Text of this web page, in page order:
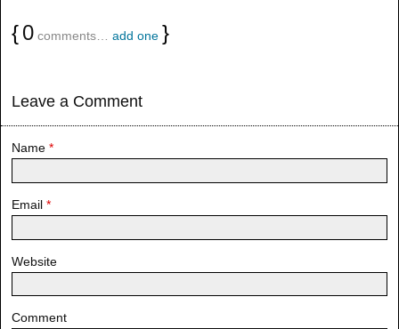
{0 comments… add one }
Leave a Comment
Name *
Email *
Website
Comment